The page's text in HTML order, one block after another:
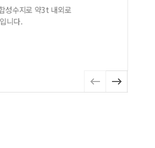
성수지로 약3t 내외로
니다.